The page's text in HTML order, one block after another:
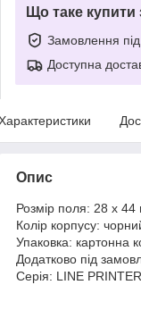
Що таке
Замовлення
Доступна
Опис
Розмір поля: 28 x
Колір корпусу:
Упаковка: картонна
Додатково під
Серія: LINE PRINTER